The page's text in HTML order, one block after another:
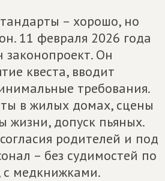
– хорошо, но
11 февраля 2026 года
законопроект. Он
квеста, вводит
требования.
в жилых домах, сцены
жизни, допуск пьяных.
родителей и под
– без судимостей по
с медкнижками.